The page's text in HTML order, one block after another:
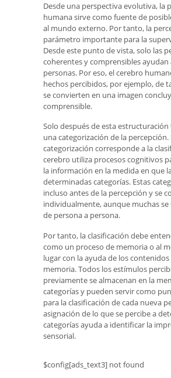
Desde una perspectiva evolutiva, la
humana sirve como fuente de
al mundo externo. Por tanto, la
parámetro importante para la
Desde este punto de vista, solo las
coherentes y comprensibles ayudan
personas. Por eso, el cerebro
hechos percibidos, por ejemplo, de
se convierten en una imagen
comprensible.
Solo después de esta
una categorización de la percepción.
categorización corresponde a la
cerebro utiliza procesos cognitivos
la información en la medida en que
determinadas categorías. Estas
incluso antes de la percepción y se
individualmente, aunque muchas
de persona a persona.
Por tanto, la clasificación debe
como un proceso de memoria o al
lugar con la ayuda de los contenidos
memoria. Todos los estímulos
previamente se almacenan en la
categorías y pueden servir como
para la clasificación de cada nueva
asignación de lo que se percibe a
categorías ayuda a identificar la
sensorial.
$config[ads_text3] not found